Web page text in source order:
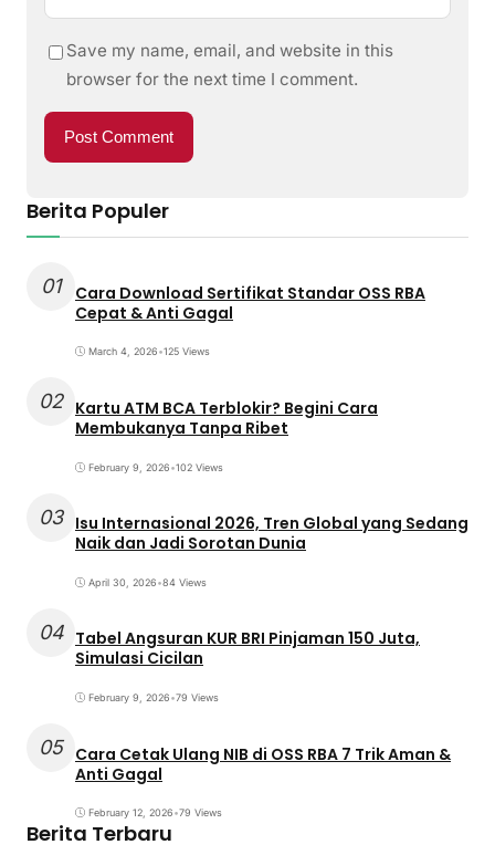
Save my name, email, and website in this
browser for the next time I comment.
Berita Populer
01
Cara Download Sertifikat Standar OSS RBA
Cepat & Anti Gagal
March 4, 2026•125 Views
02 Kartu ATM BCA Terblokir? Begini Cara
Membukanya Tanpa Ribet
February 9, 2026•102 Views
03 Isu Internasional 2026, Tren Global yang Sedang
Naik dan Jadi Sorotan Dunia
April 30, 2026•84 Views
04 Tabel Angsuran KUR BRI Pinjaman 150 Juta,
Simulasi Cicilan
February 9, 2026•79 Views
05 Cara Cetak Ulang NIB di OSS RBA 7 Trik Aman &
Anti Gagal
February 12, 2026•79 Views
Berita Terbaru